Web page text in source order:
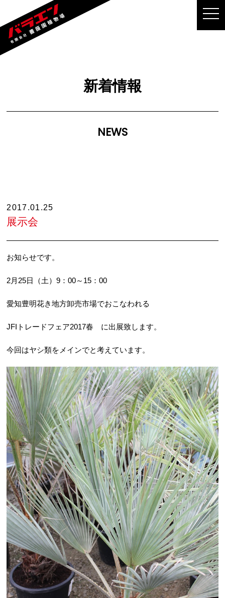
新着情報
NEWS
2017.01.25
展示会
お知らせです。
2月25日（土）9：00～15：00
愛知豊明花き地方卸売市場でおこなわれる
JFIトレードフェア2017春 に出展致します。
今回はヤシ類をメインでと考えています。